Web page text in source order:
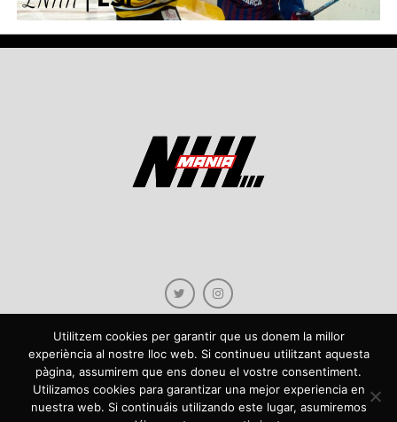
Copyright © 2021 NHLmania.com. Tots els drets reservats / Todos los derechos
reservados. NHLmania és una web dedicada a la difusió de contingut sobre la
NHL, tant en català com en castellà. L'escut de NHLmania.com és propietat de la
Utilitzem cookies per garantir que us donem la millor
experiència al nostre lloc web. Si continueu utilitzant aquesta
pàgina, assumirem que ens doneu el vostre consentiment.
Utilizamos cookies para garantizar una mejor experiencia en
nuestra web. Si continuáis utilizando este lugar, asumiremos